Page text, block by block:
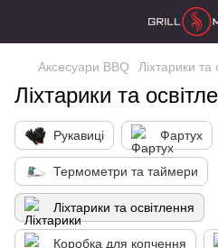
Аксесуари BBQ Ліхтарики та
Ліхтарики та
Рукавиці Фартух
Термометри та таймери
Ліхтарики та освітлення
Коробка для копчення